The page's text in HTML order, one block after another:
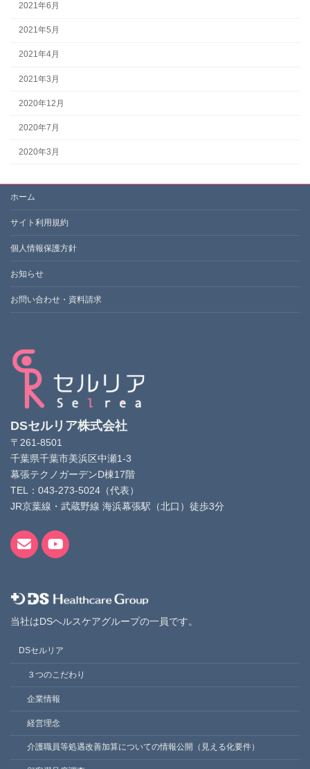
2021年6月
2021年5月
2021年4月
2021年3月
2020年12月
2020年7月
2020年3月
ホーム
サイト利用規約
個人情報保護方針
お知らせ
お問い合わせ・資料請求
DSセルリア株式会社
〒261-8501
千葉県千葉市美浜区中瀬1-3
幕張テクノガーデンD棟17階
TEL：043-273-5024（代表）
JR京葉線・武蔵野線 海浜幕張駅（北口）徒歩3分
当社はDSヘルスケアグループの一員です。
DSセルリア
３つのこだわり
企業情報
経営理念
介護職員等処遇改善加算についての情報公開（見える化要件）